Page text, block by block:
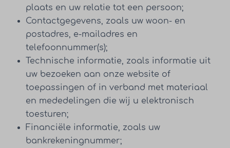
plaats en uw relatie tot een persoon;
Contactgegevens, zoals uw woon- en
postadres, e-mailadres en
telefoonnummer(s);
Technische informatie, zoals informatie uit
uw bezoeken aan onze website of
toepassingen of in verband met materiaal
en mededelingen die wij u elektronisch
toesturen;
Financiële informatie, zoals uw
bankrekeningnummer;